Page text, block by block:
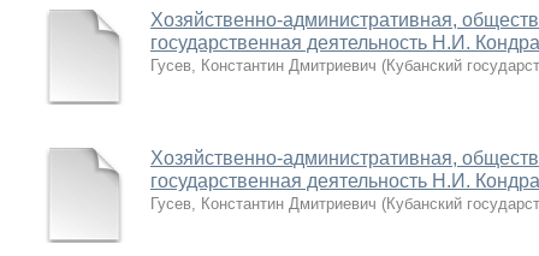
Хозяйственно-административная,
государственная деятельность Н.И.
Гусев, Константин Дмитриевич (Кубанский
Хозяйственно-административная,
государственная деятельность Н.И.
Гусев, Константин Дмитриевич (Кубанский